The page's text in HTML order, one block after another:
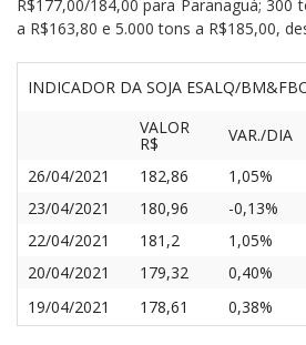
R$177,00/184,00 para Paranaguá; 300
a R$163,80 e 5.000 tons a R$185,00,
INDICADOR DA SOJA ESALQ/
VALOR
R$ VAR./DIA
26/04/2021
182,86 1,05%
23/04/2021
180,96 -0,13%
22/04/2021
181,2 1,05%
20/04/2021
179,32 0,40%
19/04/2021
178,61 0,38%